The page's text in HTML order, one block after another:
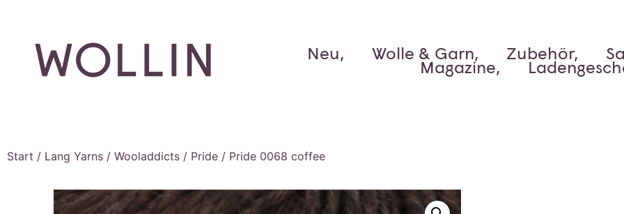
Neu, Wolle & Garn, Zubehör,
Magazine,
Start / Lang Yarns / Wooladdicts / Pride / Pride 0068 coffee